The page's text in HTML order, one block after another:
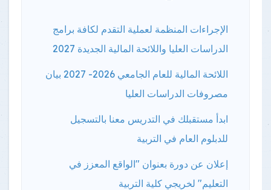
الإجراءات المنظمة لعملية التقدم لكافة برامج
الدراسات العليا واللائحة المالية الجديدة 2027
اللائحة المالية للعام الجامعي 2026- 2027 بيان
مصروفات الدراسات العليا
ابدأ مستقبلك في التدريس معنا بالتسجيل
للدبلوم العام في التربية
إعلان عن دورة بعنوان "الواقع المعزز في
التعليم" لخريجي كلية التربية